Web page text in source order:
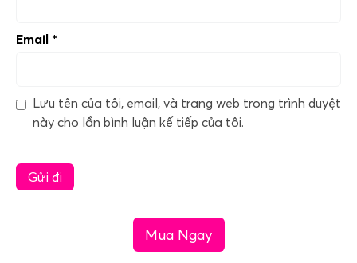
Email *
Lưu tên của tôi, email, và trang web trong trình duyệt
này cho lần bình luận kế tiếp của tôi.
Mua Ngay